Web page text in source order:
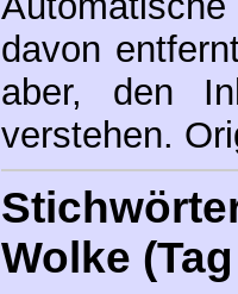
davon
aber, den
verstehen.
Wolke